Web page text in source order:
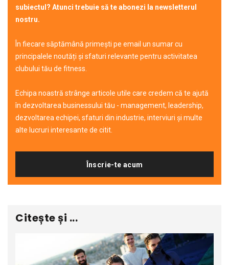
subiectul? Atunci trebuie să te abonezi la newsletterul
nostru.
În fiecare săptămână primești pe email un sumar cu
principalele noutăți și sfaturi relevante pentru activitatea
clubului tău de fitness.
Echipa noastră strânge articole utile care credem că te ajută
în dezvoltarea businessului tău - management, leadership,
dezvoltarea echipei, sfaturi din industrie, interviuri și multe
alte lucruri interesante de citit.
Înscrie-te acum
Citește și ...